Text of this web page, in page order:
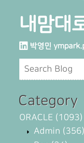
내맘대
박영민
Category
ORACLE (1093)
Admin (356)